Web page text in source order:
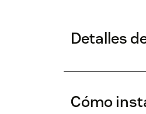
Detalles
Cómo